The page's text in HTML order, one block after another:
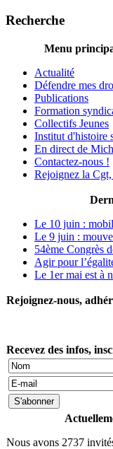
Recherche
Menu
Actualité
Défendre mes
Publications
Formation
Collectifs Jeunes
Institut d'histoire
En direct de
Contactez-nous !
Rejoignez la Cgt,
Le 10 juin :
Le 9 juin :
54ème Congrès
Agir pour
Le 1er mai est à
Rejoignez-nous,
Recevez des infos,
Nous avons 2737